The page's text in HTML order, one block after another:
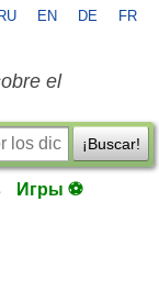
RU EN DE FR
el
¡Buscar!
Игры ⚽